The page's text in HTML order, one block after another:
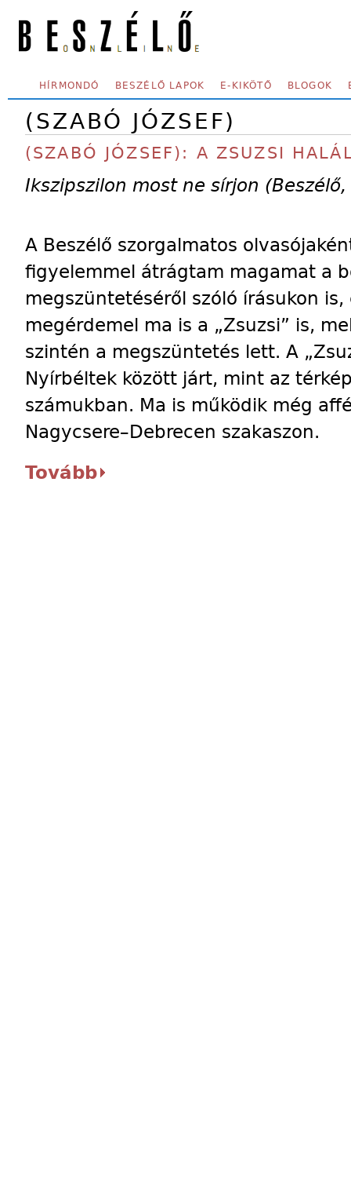
SECONDARY MENU
HÍRMONDÓ BESZÉLŐ LAPOK E-KIKÖTŐ BLOGOK
(SZABÓ JÓZSEF)
(SZABÓ JÓZSEF): A ZSUZSI
Ikszipszilon most ne sírjon
A Beszélő szorgalmatos
figyelemmel átrágtam magamat a
megszüntetéséről szóló írásukon
megérdemel ma is a „Zsuzsi” is,
szintén a megszüntetés lett. A
Nyírbéltek között járt, mint az
számukban. Ma is működik még
Nagycsere–Debrecen szakaszon.
Tovább